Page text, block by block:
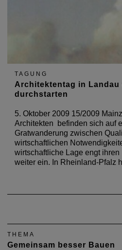
TAGUNG
Architektentag in Landau
durchstarten
5. Oktober 2009 15/2009
Architekten befinden sich auf
Gratwanderung zwischen
wirtschaftlichen
wirtschaftliche Lage engt
weiter ein. In Rheinland-Pfalz
THEMA
Gemeinsam besser Bauen